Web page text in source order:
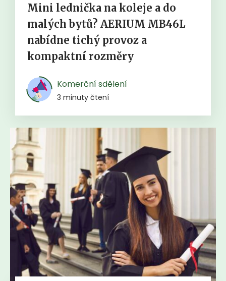
Mini lednička na koleje a do
malých bytů? AERIUM MB46L
nabídne tichý provoz a
kompaktní rozměry
Komerční sdělení
3 minuty čtení